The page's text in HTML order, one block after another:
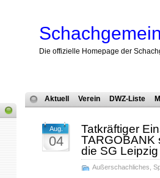
Die offizielle Homepage der
Aktuell Verein DWZ-Liste
Aug.
04
Tatkräftiger
TARGOBANK
die SG Leipzig
Außerschachliches